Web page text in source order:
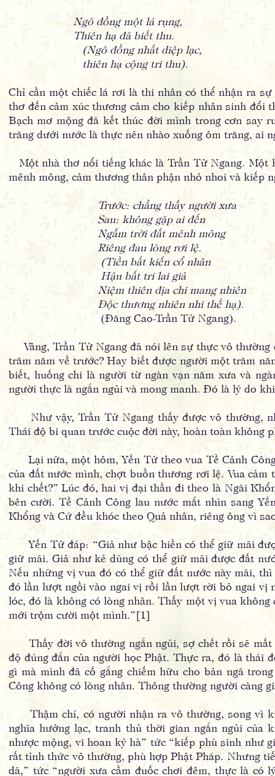
Ngô đồng một lá rụng,
Thiên hạ đã biết thu.
(Ngô đồng nhất diệp lạc,
thiên hạ cộng tri thu).
Chỉ cần một chiếc lá rơi là thi nhân có thể nhận ra
thơ đến cảm xúc thương cảm cho kiếp nhân sinh đổi
Bạch mơ mộng đã kết thúc đời mình trong cơn say
trăng dưới nước là thực nên nhào xuống ôm trăng, ai
Một nhà thơ nổi tiếng khác là Trần Tử Ngang.
mênh mông, cảm thương thân phận nhỏ nhoi và kiếp
Trước: chẳng thấy người xưa
Sau: không gặp ai đến
Ngẫm trời đất mênh mông
Riêng đau lòng rơi lệ.
(Tiền bất kiến cổ nhân
Hậu bất tri lai giả
Niệm thiên địa chi mang nhiên
Độc thương nhiên nhi thế hạ).
(Đăng Cao-Trần Tử Ngang).
Vâng, Trần Tử Ngang đã nói lên sự thực vô thường
trăm năm về trước? Hay biết được người một trăm
biết, huống chi là người từ ngàn vạn năm xưa và
người thực là ngắn ngủi và mong manh. Đó là lý do
Như vậy, Trần Tử Ngang thấy được vô thường,
Thái độ bi quan trước cuộc đời này, hoàn toàn không
Lại nữa, một hôm, Yến Tử theo vua Tề Cảnh
của đất nước mình, chợt buồn thương rơi lệ. Vua
khi chết?” Lúc đó, hai vị đại thần đi theo là Ngãi
bên cười. Tề Cảnh Công lau nước mắt nhìn sang
Khổng và Cứ đều khóc theo Quả nhân, riêng ông vì
Yến Tử đáp: “Giả như bậc hiền có thể giữ mãi
giữ mãi. Giả như kẻ dũng có thể giữ mãi được đất
Nếu những vị vua đó có thể giữ đất nước này mãi,
đó lần lượt ngồi vào ngai vị rồi lần lượt rời bỏ ngai vị
lóc, đó là không có lòng nhân. Thấy một vị vua
mới trộm cười một mình.”[1]
Thấy đời vô thường ngắn ngủi, sợ chết rồi sẽ mất
độ đúng đắn của người học Phật. Thực ra, đó là thái
gì mà mình đã cố gắng chiếm hữu cho bản ngã
Công không có lòng nhân. Thông thường người càng
Thậm chí, có người nhận ra vô thường, song vì
nghĩa hưởng lạc, tranh thủ thời gian ngắn ngủi của
nhược mộng, vi hoan kỷ hà” tức “kiếp phù sinh như
rất tỉnh thức vô thường, phù hợp Phật Pháp. Nhưng
dã,” tức “người xưa cầm đuốc chơi đêm, thực là